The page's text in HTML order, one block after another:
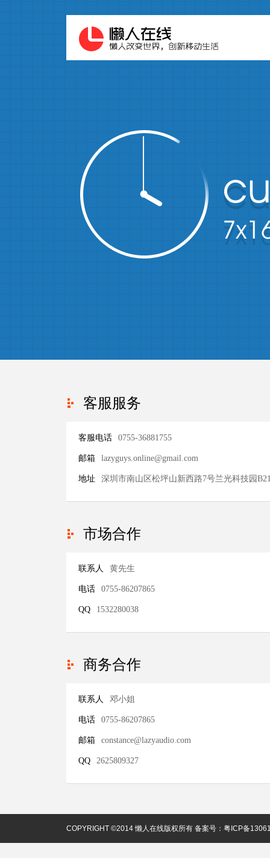
客服服务
客服电话 0755-36881755
邮箱 lazyguys.online@gmail.com
地址 深圳市南山区松坪山新西路7号兰光科技园
市场合作
联系人 黄先生
电话 0755-86207865
QQ 1532280038
商务合作
联系人 邓小姐
电话 0755-86207865
邮箱 constance@lazyaudio.com
QQ 2625809327
COPYRIGHT ©2014 懒人在线版权所有 备案号： 粤ICP备